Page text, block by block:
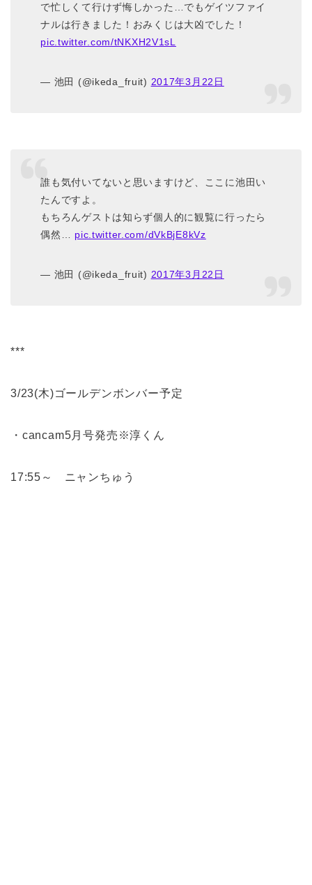
で忙しくて行けず悔しかった…でもゲイツファイ
ナルは行きました！おみくじは大凶でした！
pic.twitter.com/tNKXH2V1sL
— 池田 (@ikeda_fruit) 2017年3月22日
誰も気付いてないと思いますけど、ここに池田い
たんですよ。
もちろんゲストは知らず個人的に観覧に行ったら
偶然… pic.twitter.com/dVkBjE8kVz
— 池田 (@ikeda_fruit) 2017年3月22日
***
3/23(木)ゴールデンボンバー予定
・cancam5月号発売※淳くん
17:55～ ニャンちゅう